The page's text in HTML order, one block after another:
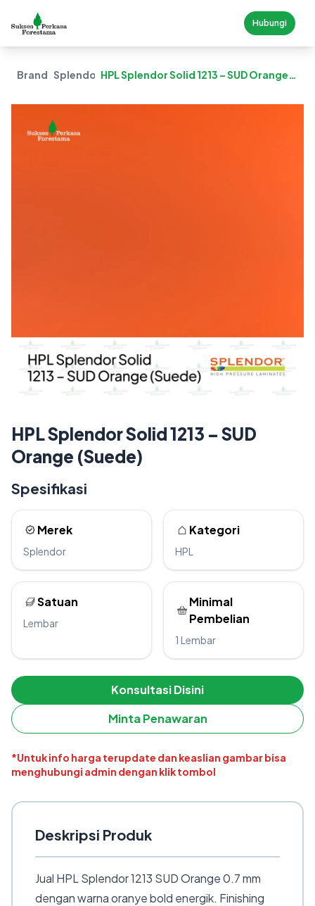
Hubungi
Brand Splendor HPL Splendor Solid 1213 – SUD Orange
HPL Splendor Solid 1213 – SUD
Orange (Suede)
Spesifikasi
Merek
Splendor
Kategori
HPL
Satuan
Lembar
Minimal
Pembelian
1 Lembar
Konsultasi Disini
Minta Penawaran
*Untuk info harga terupdate dan keaslian gambar bisa
menghubungi admin dengan klik tombol
Deskripsi Produk
Jual HPL Splendor 1213 SUD Orange 0.7 mm
dengan warna oranye bold energik. Finishing